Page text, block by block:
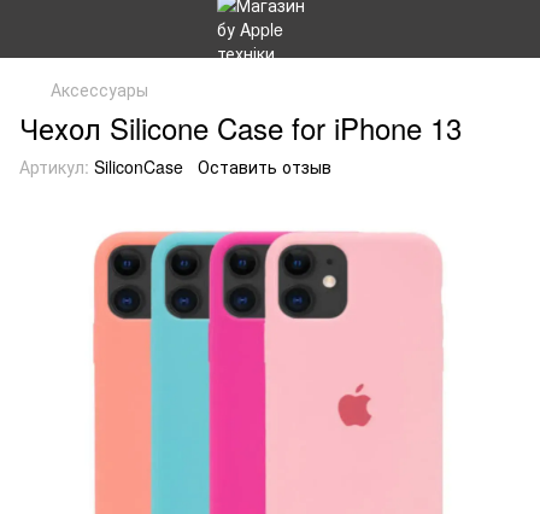
Аксессуары
Чехол Silicone Case for iPhone 13
Артикул: SiliconCase Оставить отзыв